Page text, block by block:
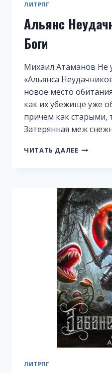
ЛИТРПГ
Альянс
Боги
Михаил Атаманов Не
«Альянса
новое место
как их убежище уже
причём как старыми,
Затерянная меж
ЧИТАТЬ ДАЛЕЕ АЛЬЯНС
ЛИТРПГ